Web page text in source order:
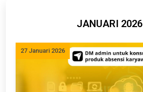
JANUARI 2026
27 Januari 2026